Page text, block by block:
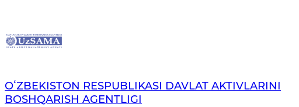
OʻZBEKISTON RESPUBLIKASI DAVLAT AKTIVLARINI
BOSHQARISH AGENTLIGI